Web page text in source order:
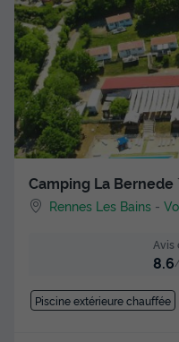
Camping La Bernede
Rennes Les Bains -
Avis
8.6
Piscine extérieure chauffée